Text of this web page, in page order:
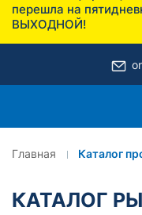
перешла на
ВЫХОДНОЙ!
Главная Каталог
КАТАЛОГ